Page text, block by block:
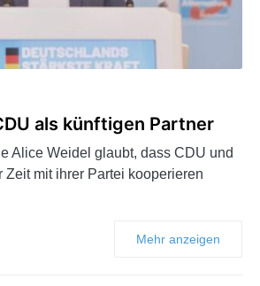
als künftigen Partner
Alice Weidel glaubt, dass CDU und
mit ihrer Partei kooperieren
Mehr anzeigen